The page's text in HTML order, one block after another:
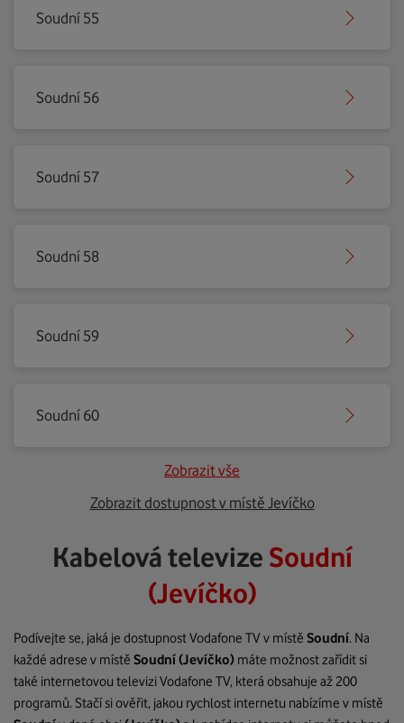
Soudní 55
Soudní 56
Soudní 57
Soudní 58
Soudní 59
Soudní 60
Zobrazit vše
Zobrazit dostupnost v místě Jevíčko
Kabelová televize Soudní
(Jevíčko)
Podívejte se, jaká je dostupnost Vodafone TV v místě Soudní. Na
každé adrese v místě Soudní(Jevíčko) máte možnost zařídit si
také internetovou televizi Vodafone TV, která obsahuje až 200
programů. Stačí si ověřit, jakou rychlost internetu nabízíme v místě